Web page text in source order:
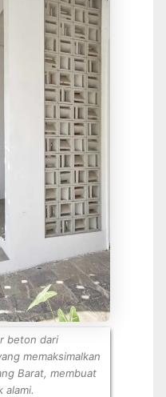
beton dari
memaksimalkan
Barat, membuat
alami.